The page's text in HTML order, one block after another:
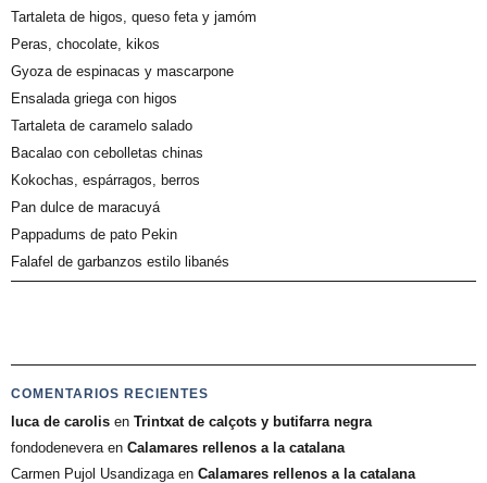
Tartaleta de higos, queso feta y jamóm
Peras, chocolate, kikos
Gyoza de espinacas y mascarpone
Ensalada griega con higos
Tartaleta de caramelo salado
Bacalao con cebolletas chinas
Kokochas, espárragos, berros
Pan dulce de maracuyá
Pappadums de pato Pekin
Falafel de garbanzos estilo libanés
COMENTARIOS RECIENTES
luca de carolis en Trintxat de calçots y butifarra negra
fondodeneveraen Calamares rellenos a la catalana
Carmen Pujol Usandizagaen Calamares rellenos a la catalana